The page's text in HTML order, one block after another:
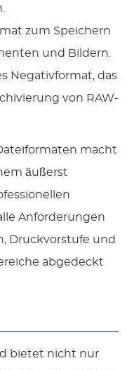
zum Speichern
und Bildern.
Negativformat, das
von RAW-
macht
äußerst
Anforderungen
Druckvorstufe und
abgedeckt
bietet nicht nur